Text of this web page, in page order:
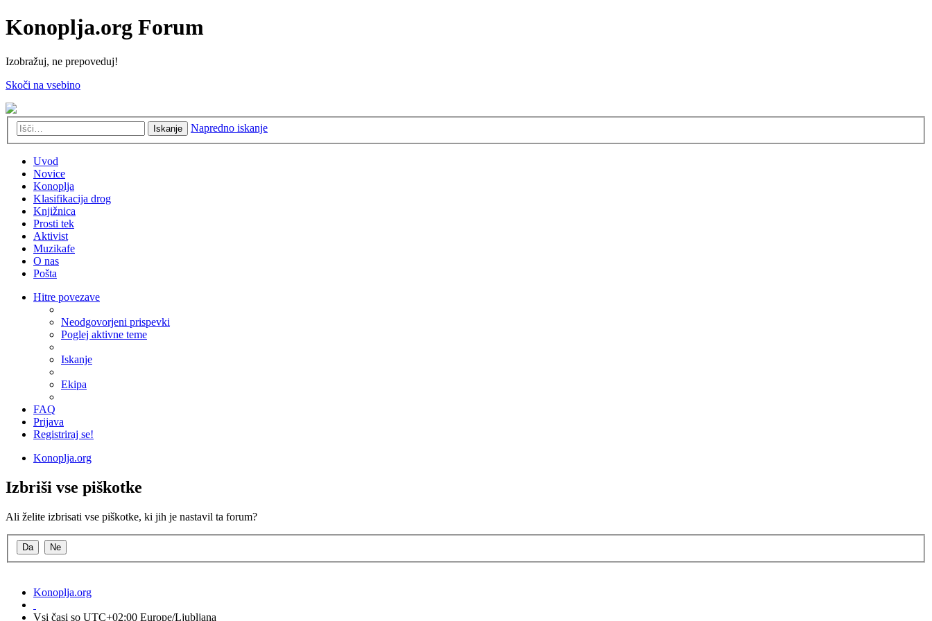
Konoplja.org Forum
Izobražuj, ne prepoveduj!
Skoči na vsebino
Iskanje Napredno iskanje
Uvod
Novice
Konoplja
Klasifikacija drog
Knjižnica
Prosti tek
Aktivist
Muzikafe
O nas
Pošta
Hitre povezave
Neodgovorjeni prispevki
Poglej aktivne teme
Iskanje
Ekipa
FAQ
Prijava
Registriraj se!
Konoplja.org
Izbriši vse piškotke
Ali želite izbrisati vse piškotke, ki jih je nastavil ta forum?
Konoplja.org
Vsi časi so UTC+02:00 Europe/Ljubljana